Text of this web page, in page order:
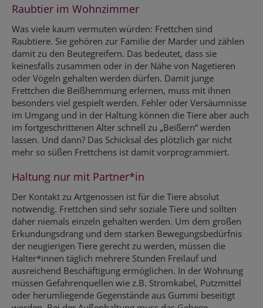
Raubtier im Wohnzimmer
Was viele kaum vermuten würden: Frettchen sind
Raubtiere. Sie gehören zur Familie der Marder und zählen
damit zu den Beutegreifern. Das bedeutet, dass sie
keinesfalls zusammen oder in der Nähe von Nagetieren
oder Vögeln gehalten werden dürfen. Damit junge
Frettchen die Beißhemmung erlernen, muss mit ihnen
besonders viel gespielt werden. Fehler oder Versäumnisse
im Umgang und in der Haltung können die Tiere aber auch
im fortgeschrittenen Alter schnell zu „Beißern“ werden
lassen. Und dann? Das Schicksal des plötzlich gar nicht
mehr so süßen Frettchens ist damit vorprogrammiert.
Haltung nur mit Partner*in
Der Kontakt zu Artgenossen ist für die Tiere absolut
notwendig. Frettchen sind sehr soziale Tiere und sollten
daher niemals einzeln gehalten werden. Um dem großen
Erkundungsdrang und dem starken Bewegungsbedürfnis
der neugierigen Tiere gerecht zu werden, müssen die
Halter*innen täglich mehrere Stunden Freilauf und
ausreichend Beschäftigung ermöglichen. In der Wohnung
müssen Gefahrenquellen wie z.B. Stromkabel, Putzmittel
oder herumliegende Gegenstände aus Gummi beseitigt